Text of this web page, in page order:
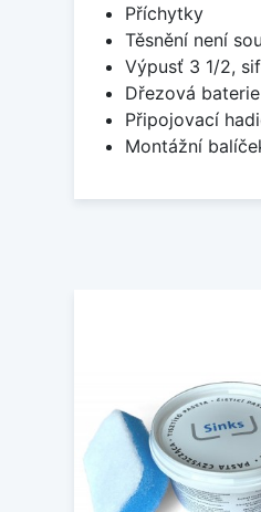
Příchytky
Těsnění není
Výpusť 3 1/2,
Dřezová baterie
Připojovací
Montážní